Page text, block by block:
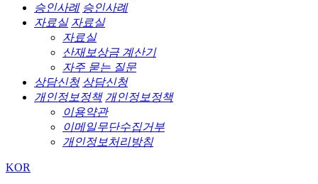
승인사례 승인사례
자료실 자료실
자료실
산재보상금 계산기
자주 묻는 질문
상담신청 상담신청
개인정보정책 개인정보정책
이용약관
이메일무단수집거부
개인정보처리방침
KOR